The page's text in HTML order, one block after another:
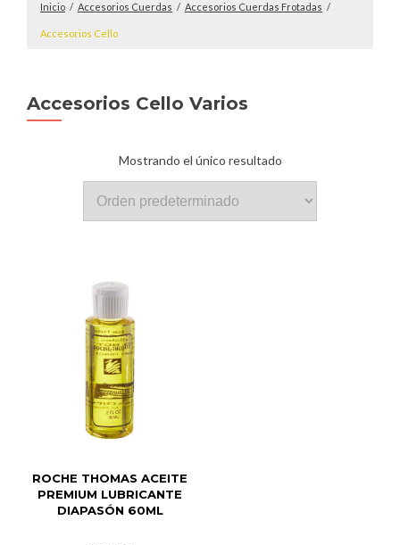
Inicio / Accesorios Cuerdas / Accesorios Cuerdas Frotadas /
Accesorios Cello
Accesorios Cello Varios
Mostrando el único resultado
ROCHE THOMAS ACEITE
PREMIUM LUBRICANTE
DIAPASÓN 60ML